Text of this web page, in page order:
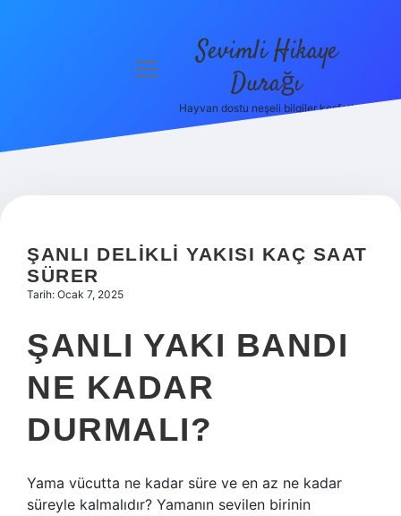
Hakkımızda
menüyü
Sevimli Hikaye
Durağı
Hayvan dostu neşeli bilgiler keşfet!
ŞANLI DELIKLI YAKISI KAÇ SAAT
SÜRER
Tarih: Ocak 7, 2025
ŞANLI YAKI BANDI
NE KADAR
DURMALI?
Yama vücutta ne kadar süre ve en az ne kadar
süreyle kalmalıdır? Yamanın sevilen birinin